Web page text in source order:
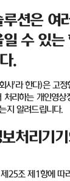
션은 여
수 있는
.
사'라 한다)은 고정
리하는 개인영상
지 알려드립니다.
처리기
25조 제 1항에 따